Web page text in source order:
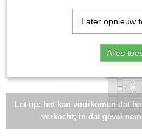
Let op: het kan voorkomen dat
verkocht; in dat geval
Later opnieuw
Alles